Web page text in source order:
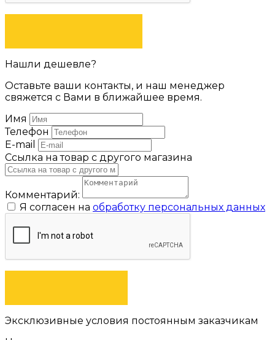
Нашли дешевле?
Оставьте ваши контакты, и наш менеджер
свяжется с Вами в ближайшее время.
Имя
Телефон
E-mail
Ссылка на товар с другого магазина
Комментарий:
Я согласен на обработку персональных данных
Эксклюзивные условия постоянным заказчикам